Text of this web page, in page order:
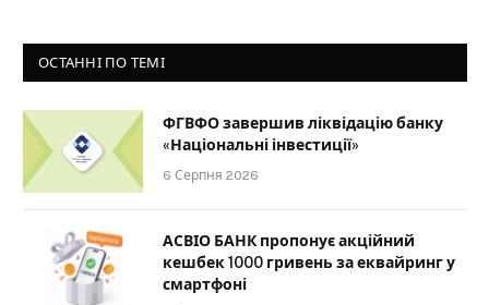
ОСТАННІ ПО ТЕМІ
ФГВФО завершив ліквідацію банку
«Національні інвестиції»
6 Серпня 2026
АСВІО БАНК пропонує акційний
кешбек 1000 гривень за еквайринг у
смартфоні